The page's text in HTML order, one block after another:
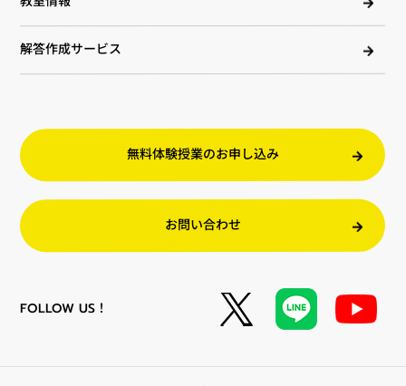
解答作成サービス
無料体験授業のお申し込み
お問い合わせ
FOLLOW US！